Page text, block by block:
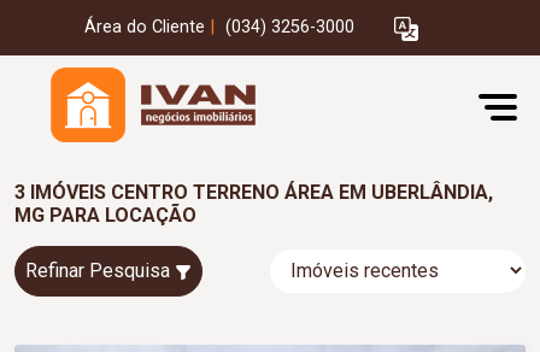
Área do Cliente (034) 3256-3000
3 IMÓVEIS CENTRO TERRENO ÁREA EM UBERLÂNDIA,
MG PARA LOCAÇÃO
Refinar Pesquisa